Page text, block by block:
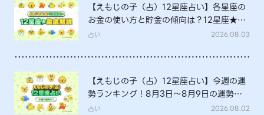
【えもじの子（占）12星座占い】各星座の
お金の使い方と貯金の傾向は？12星座★徹
底解説
占い 2026.08.03
【えもじの子（占）12星座占い】今週の運
勢ランキング！8月3日～8月9日の運勢
は？
占い 2026.08.02